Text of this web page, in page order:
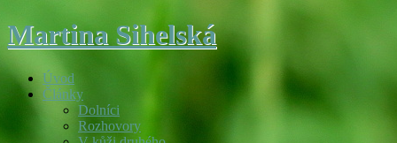
Martina Sihelská
Úvod
Články
Dolníci
Rozhovory